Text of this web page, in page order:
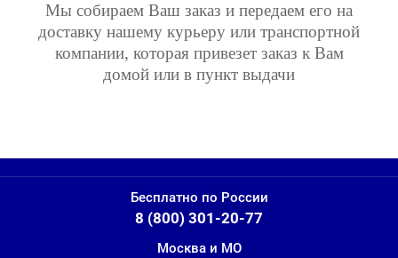
Мы собираем Ваш заказ и передаем его на
доставку нашему курьеру или транспортной
компании, которая привезет заказ к Вам
домой или в пункт выдачи
Бесплатно по России
8 (800) 301-20-77
Москва и МО